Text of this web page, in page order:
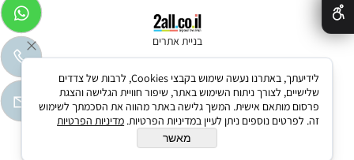
בניית אתרים
לידיעתך, באתרנו נעשה שימוש בקבצי Cookies, לרבות של צדדים
שלישיים, לצורך ניתוח השימוש באתר, שיפור חוויית הגלישה והצגת
פרסום מותאם אישית. המשך גלישה באתר מהווה את הסכמתך לשימוש
זה. לפרטים נוספים ניתן לעיין במדיניות הפרטיות. מדיניות הפרטיות
מאשר